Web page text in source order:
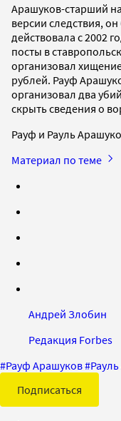
Арашуков-старший
версии следствия,
действовала с 2002
посты в
организовал
рублей. Рауф
организовал два
скрыть сведения о
Рауф и Рауль
Материал по теме
Андрей Злобин
Редакция Forbes
#Рауф Арашуков#
Подписаться